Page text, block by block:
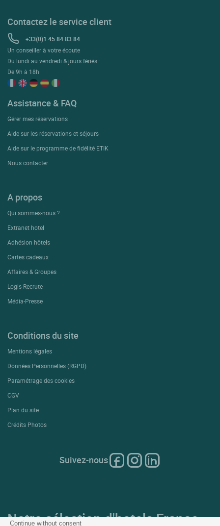
Continue without consent
Contactez le service client
+33(0)1 45 84 83 84
Un conseiller à votre écoute
Du lundi au vendredi & jours fériés :
De 9h à 18h
Assistance & FAQ
Gérer mes réservations
Aide sur les réservations et séjours
Aide sur le programme de fidélité ETIK
Nous contacter
A propos
Qui sommes-nous ?
Extranet hotel
Adhésion hôtels
Cartes cadeaux
Affaires & Groupes
Logis Recrute
Média-Presse
Conditions du site
Mentions légales
Données Personnelles (RGPD)
Paramétrage des cookies
CGV
Plan du site
Crédits Photos
Suivez-nous
Notre sélection d'hotels France